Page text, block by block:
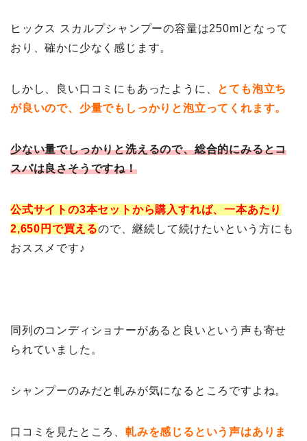
ヒックス スカルプシャンプーの容量は250mlとなって
おり、確かに少なく感じます。
しかし、良い口コミにもあったように、 とても泡立ち
が良いので、少量でもしっかりと泡立ってくれます。
少ない量でしっかりと洗えるので、総合的にみるとコ
スパは良さそうですね！
公式サイトの3本セットから購入すれば、一本あたり
2,650円で買えるので、継続して続けたいという方にも
おススメです♪
同列のコンディショナーがあると良いという声も寄せ
られていました。
シャンプーのみだと軋みが気になるところですよね。
口コミを見たところ、 軋みを感じるという声はありま